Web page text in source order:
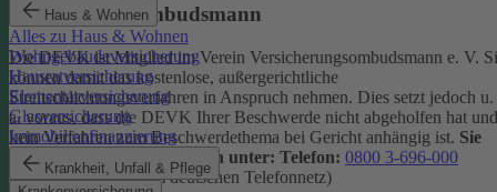
Haus & Wohnen
Alles zu Haus & Wohnen
Wohngebäudeversicherung
Hausratversicherung
Elementarversicherung
Glasversicherung
Immobilienfinanzierung
Krankheit, Unfall & Pflege
Versicherungsombudsmann
Die DEVK ist Mitglied im Verein Versicherungsombudsmann e. V.
können damit das kostenlose, außergerichtliche
Streitschlichtungsverfahren in Anspruch nehmen. Dies setzt jedoch u.
a. voraus, dass die DEVK Ihrer Beschwerde nicht abgeholfen hat und
kein Verfahren zum Beschwerdethema bei Gericht anhängig ist. Sie
erreichen den Ombudsmann unter: Telefon: 0800 3-696-000
(gebührenfrei aus dem deutschen Telefonnetz)